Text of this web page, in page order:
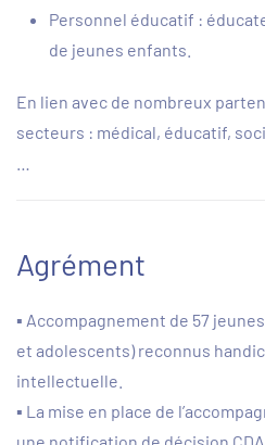
Personnel éducatif :
de jeunes enfants.
En lien avec de nombreux
secteurs : médical, éducatif,
Agrément
▪ Accompagnement de 57
et adolescents) reconnus
intellectuelle.
▪ La mise en place de